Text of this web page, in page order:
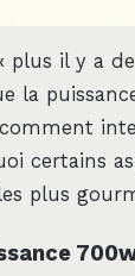
il y a
la
certains
plus